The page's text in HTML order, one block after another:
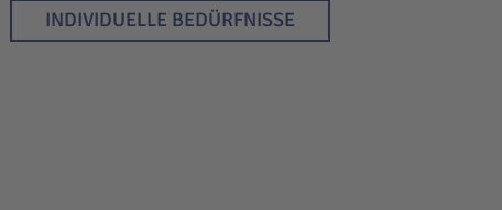
INDIVIDUELLE BEDÜRFNISSE